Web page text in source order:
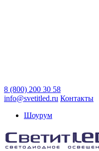
8 (800) 200 30 58
info@svetitled.ru Контакты
Шоурум